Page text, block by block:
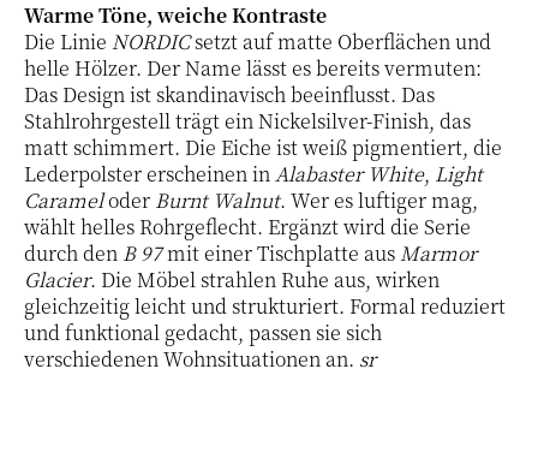
Warme Töne, weiche Kontraste
Die Linie NORDICsetzt auf matte Oberflächen und
helle Hölzer. Der Name lässt es bereits vermuten:
Das Design ist skandinavisch beeinflusst. Das
Stahlrohrgestell trägt ein Nickelsilver-Finish, das
matt schimmert. Die Eiche ist weiß pigmentiert, die
Lederpolster erscheinen inAlabaster White, Light
Carameloder Burnt Walnut. Wer es luftiger mag,
wählt helles Rohrgeflecht. Ergänzt wird die Serie
durch den B 97mit einer Tischplatte ausMarmor
Glacier. Die Möbel strahlen Ruhe aus, wirken
gleichzeitig leicht und strukturiert. Formal reduziert
und funktional gedacht, passen sie sich
verschiedenen Wohnsituationen an. sr